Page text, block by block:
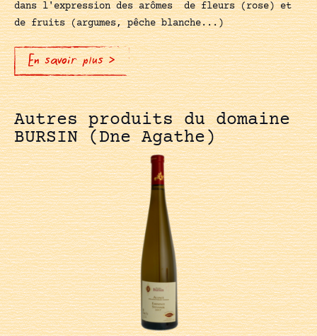
dans l'expression des arômes de fleurs (rose) et
de fruits (argumes, pêche blanche...)
En savoir plus >
Autres produits du domaine
BURSIN (Dne Agathe)